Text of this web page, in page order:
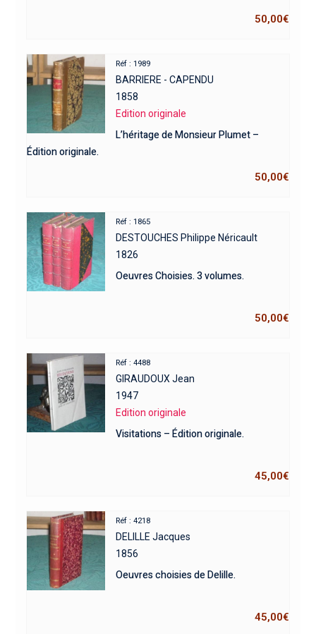
50,00€
Réf : 1989
BARRIERE - CAPENDU
1858
Edition originale
L’héritage de Monsieur Plumet –
Édition originale.
50,00€
Réf : 1865
DESTOUCHES Philippe Néricault
1826
Oeuvres Choisies. 3 volumes.
50,00€
Réf : 4488
GIRAUDOUX Jean
1947
Edition originale
Visitations – Édition originale.
45,00€
Réf : 4218
DELILLE Jacques
1856
Oeuvres choisies de Delille.
45,00€